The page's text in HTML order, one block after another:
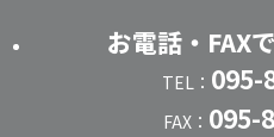
お電話・FAX
TEL： 095-
FAX： 095-